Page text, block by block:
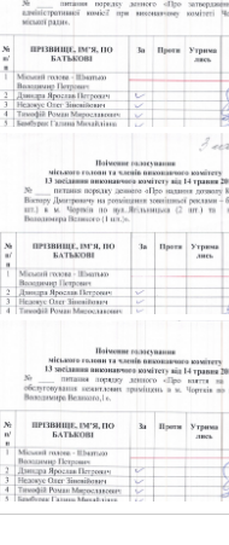
golos-vukonkom-_0015
golos-vukonkom-_0019
golos-vukonkom-_0023